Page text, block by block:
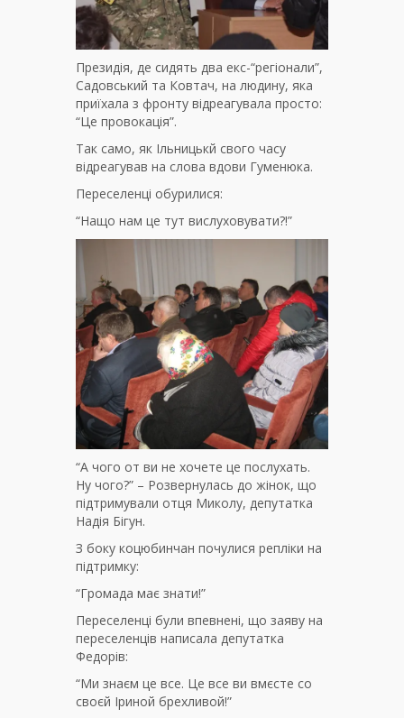
Президія, де сидять два екс-“регіонали”,
Садовський та Ковтач, на людину, яка
приїхала з фронту відреагувала просто:
“Це провокація”.
Так само, як Ільницькй свого часу
відреагував на слова вдови Гуменюка.
Переселенці обурилися:
“Нащо нам це тут вислуховувати?!”
“А чого от ви не хочете це послухать.
Ну чого?” – Розвернулась до жінок, що
підтримували отця Миколу, депутатка
Надія Бігун.
З боку коцюбинчан почулися репліки на
підтримку:
“Громада має знати!”
Переселенці були впевнені, що заяву на
переселенців написала депутатка
Федорів:
“Ми знаєм це все. Це все ви вмєсте со
своєй Іриной брехливой!”